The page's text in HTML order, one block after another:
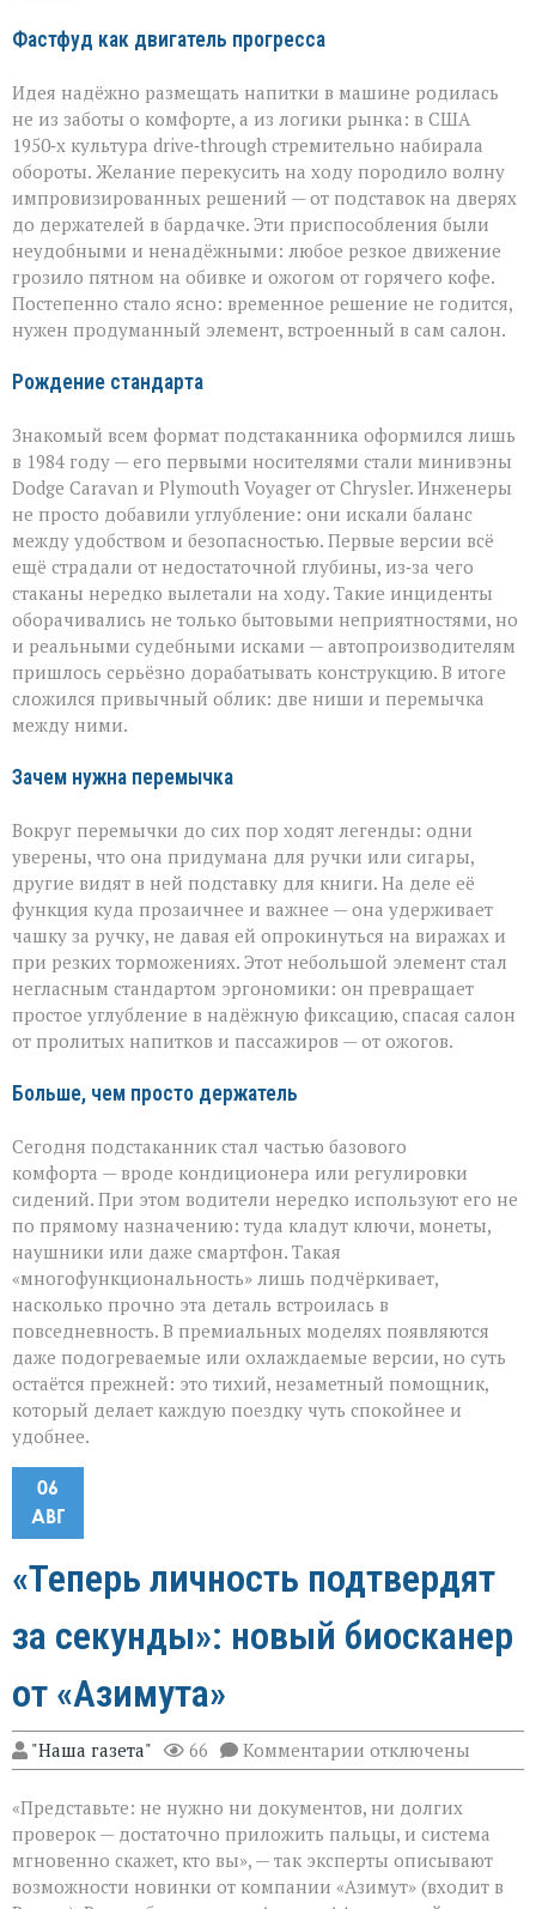
Фастфуд как двигатель прогресса
Идея надёжно размещать напитки в машине родилась
не из заботы о комфорте, а из логики рынка: в США
1950‑х культура drive‑through стремительно набирала
обороты. Желание перекусить на ходу породило волну
импровизированных решений — от подставок на дверях
до держателей в бардачке. Эти приспособления были
неудобными и ненадёжными: любое резкое движение
грозило пятном на обивке и ожогом от горячего кофе.
Постепенно стало ясно: временное решение не годится,
нужен продуманный элемент, встроенный в сам салон.
Рождение стандарта
Знакомый всем формат подстаканника оформился лишь
в 1984 году — его первыми носителями стали минивэны
Dodge Caravan и Plymouth Voyager от Chrysler. Инженеры
не просто добавили углубление: они искали баланс
между удобством и безопасностью. Первые версии всё
ещё страдали от недостаточной глубины, из‑за чего
стаканы нередко вылетали на ходу. Такие инциденты
оборачивались не только бытовыми неприятностями, но
и реальными судебными исками — автопроизводителям
пришлось серьёзно дорабатывать конструкцию. В итоге
сложился привычный облик: две ниши и перемычка
между ними.
Зачем нужна перемычка
Вокруг перемычки до сих пор ходят легенды: одни
уверены, что она придумана для ручки или сигары,
другие видят в ней подставку для книги. На деле её
функция куда прозаичнее и важнее — она удерживает
чашку за ручку, не давая ей опрокинуться на виражах и
при резких торможениях. Этот небольшой элемент стал
негласным стандартом эргономики: он превращает
простое углубление в надёжную фиксацию, спасая салон
от пролитых напитков и пассажиров — от ожогов.
Больше, чем просто держатель
Сегодня подстаканник стал частью базового
комфорта — вроде кондиционера или регулировки
сидений. При этом водители нередко используют его не
по прямому назначению: туда кладут ключи, монеты,
наушники или даже смартфон. Такая
«многофункциональность» лишь подчёркивает,
насколько прочно эта деталь встроилась в
повседневность. В премиальных моделях появляются
даже подогреваемые или охлаждаемые версии, но суть
остаётся прежней: это тихий, незаметный помощник,
который делает каждую поездку чуть спокойнее и
удобнее.
06
АВГ
«Теперь личность подтвердят
за секунды»: новый биосканер
от «Азимута»
"Наша газета" 66 Комментарии к
записи
личность
подтвердят
за
секунды»:
новый
отключены
«Представьте: не нужно ни документов, ни долгих
проверок — достаточно приложить пальцы, и система
мгновенно скажет, кто вы», — так эксперты описывают
возможности новинки от компании «Азимут» (входит в